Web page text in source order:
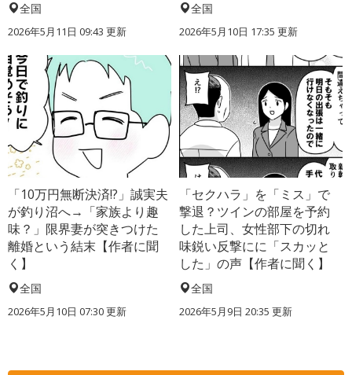
全国
2026年5月11日 09:43 更新
全国
2026年5月10日 17:35 更新
「10万円無断決済!?」誠実夫
が釣り沼へ→「家族より趣
味？」限界妻が突きつけた
離婚という結末【作者に聞
く】
全国
2026年5月10日 07:30 更新
「セクハラ」を「ミス」で
撃退？ツインの部屋を予約
した上司、女性部下の切れ
味鋭い反撃にに「スカッと
した」の声【作者に聞く】
全国
2026年5月9日 20:35 更新